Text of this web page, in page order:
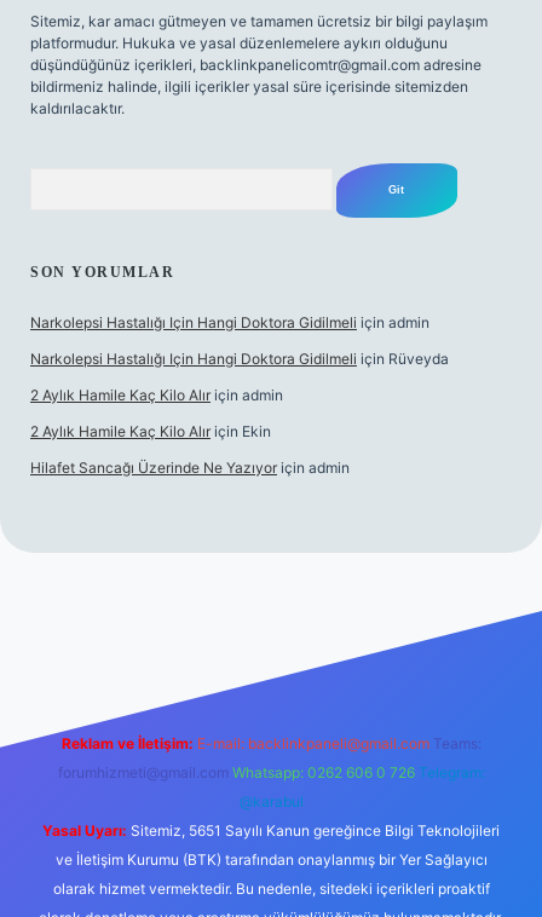
Sitemiz, kar amacı gütmeyen ve tamamen ücretsiz bir bilgi paylaşım
platformudur. Hukuka ve yasal düzenlemelere aykırı olduğunu
düşündüğünüz içerikleri, backlinkpanelicomtr@gmail.com adresine
bildirmeniz halinde, ilgili içerikler yasal süre içerisinde sitemizden
kaldırılacaktır.
SON YORUMLAR
Narkolepsi Hastalığı Için Hangi Doktora Gidilmeli için admin
Narkolepsi Hastalığı Için Hangi Doktora Gidilmeli için Rüveyda
2 Aylık Hamile Kaç Kilo Alır için admin
2 Aylık Hamile Kaç Kilo Alır için Ekin
Hilafet Sancağı Üzerinde Ne Yazıyor için admin
Reklam ve İletişim: E-mail: backlinkpaneli@gmail.com Teams:
forumhizmeti@gmail.com Whatsapp: 0262 606 0 726 Telegram:
@karabul
Yasal Uyarı: Sitemiz, 5651 Sayılı Kanun gereğince Bilgi Teknolojileri
ve İletişim Kurumu (BTK) tarafından onaylanmış bir Yer Sağlayıcı
olarak hizmet vermektedir. Bu nedenle, sitedeki içerikleri proaktif